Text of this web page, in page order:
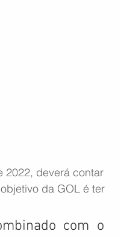
2022, deverá contar
da GOL é ter
com o